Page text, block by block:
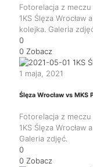
Fotorelacja z
1KS Ślęza Wrocław
kolejka. Galeria
0
0 Zobacz
1 maja, 2021
Ślęza Wrocław vs MKS
Fotorelacja z
1KS Ślęza Wrocław
Galeria zdjęć.
0
0 Zobacz